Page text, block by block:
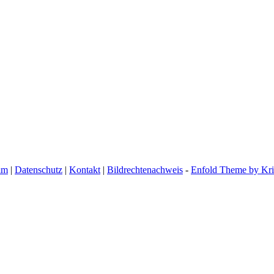
| Datenschutz | Kontakt | Bildrechtenachweis - Enfold Theme by